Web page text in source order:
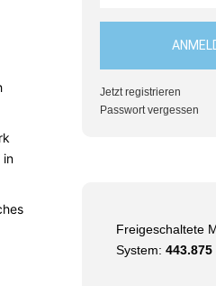
in
Jetzt registrieren
Passwort vergessen
Freigeschaltete
System: 443.875